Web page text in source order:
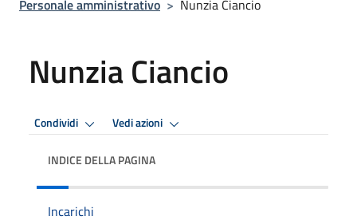
Personale amministrativo > Nunzia Ciancio
Nunzia Ciancio
Condividi Vedi azioni
INDICE DELLA PAGINA
Incarichi